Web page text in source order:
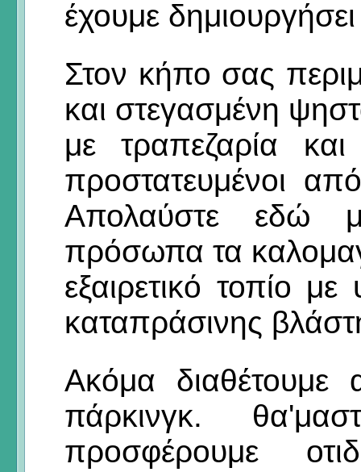
έχουμε δημιουργήσει
Στον κήπο σας
και στεγασμένη
με τραπεζαρία και
προστατευμένοι
Απολαύστε εδώ
πρόσωπα τα
εξαιρετικό τοπίο
καταπράσινης
Ακόμα διαθέτουμε
πάρκινγκ.
προσφέρουμε